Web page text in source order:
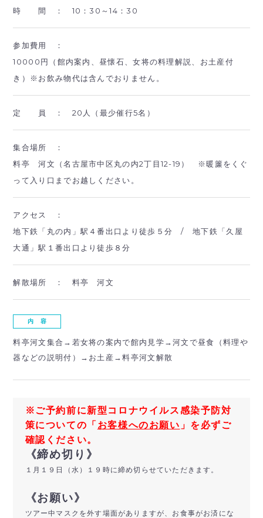
時 間 ： 10：30～14：30
参加費用 ：
10000円（館内案内、昼懐石、女将の料理解説、お土産付
き）※お飲み物代は含んでおりません。
定 員 ： 20人（最少催行5名）
集合場所 ：
料亭 河文（名古屋市中区丸の内2丁目12-19） ※暖簾をくぐ
って入り口までお越しください。
アクセス ：
地下鉄「丸の内」駅４番出口より徒歩５分 / 地下鉄「久屋
大通」駅１番出口より徒歩８分
解散場所 ： 料亭 河文
内 容
料亭河文集合→若女将の案内で館内見学→河文で昼食（料理や
器などの説明付）→お土産→料亭河文解散
※ご予約前に新型コロナウイルス感染予防対
策についての「 お客様へのお願い 」を必ずご
確認ください。
《締め切り》
１月１９日（水）１９時に締め切らせていただきます。
《お願い》
ツアー中マスクを外す場面がありますが、お食事がお済にな